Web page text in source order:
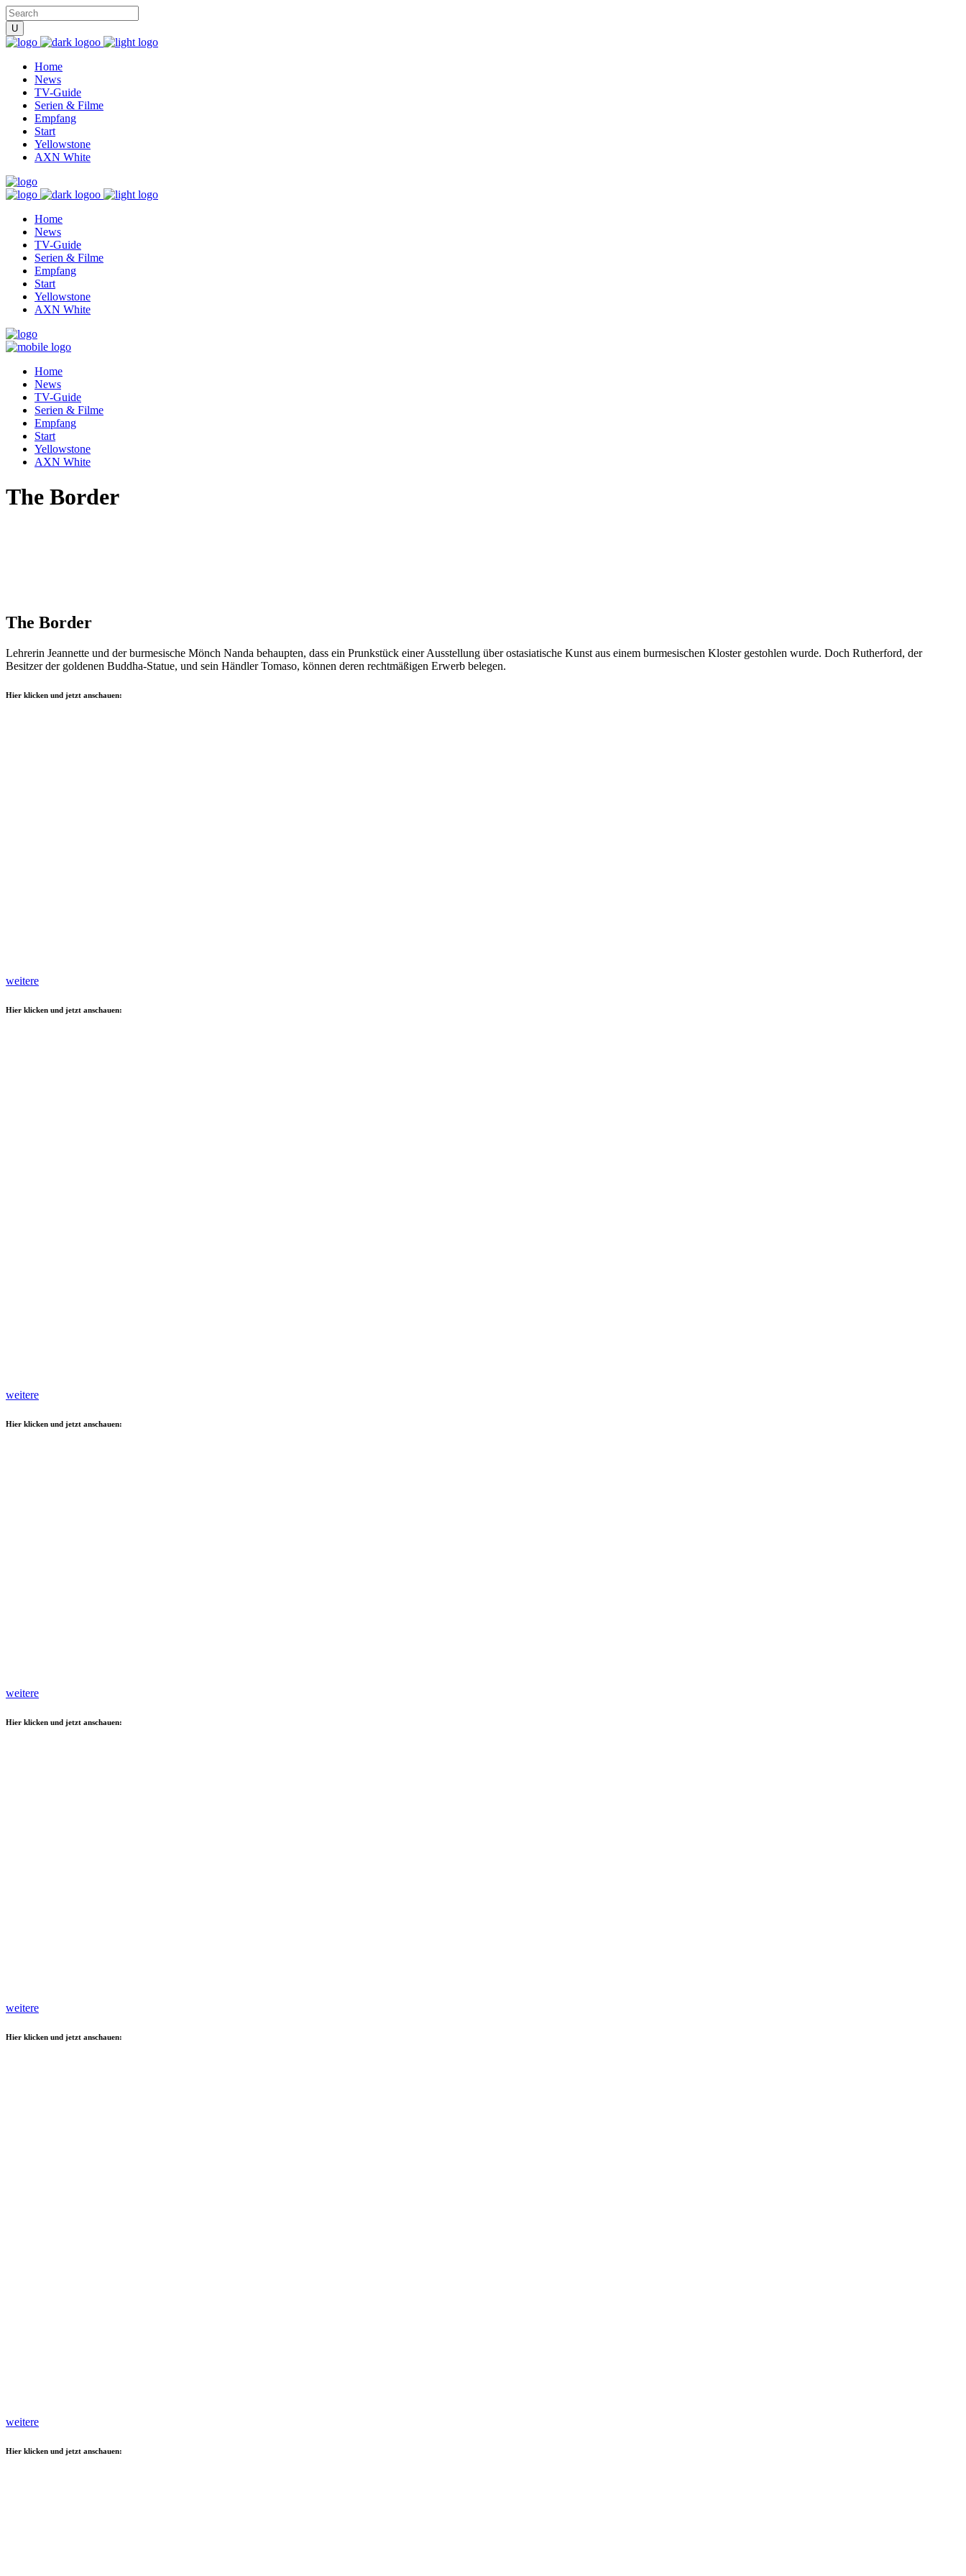
Home
News
TV-Guide
Serien & Filme
Empfang
Start
Yellowstone
AXN White
Home
News
TV-Guide
Serien & Filme
Empfang
Start
Yellowstone
AXN White
Home
News
TV-Guide
Serien & Filme
Empfang
Start
Yellowstone
AXN White
The Border
The Border
Lehrerin Jeannette und der burmesische Mönch Nanda behaupten, dass ein Prunkstück einer Ausstellung über ostasiatische Kunst aus einem burmesischen Kloster gestohlen wurde. Doch Rutherford, der
Besitzer der goldenen Buddha-Statue, und sein Händler Tomaso, können deren rechtmäßigen Erwerb belegen.
Hier klicken und jetzt anschauen:
weitere
Hier klicken und jetzt anschauen:
weitere
Hier klicken und jetzt anschauen:
weitere
Hier klicken und jetzt anschauen:
weitere
Hier klicken und jetzt anschauen:
weitere
Hier klicken und jetzt anschauen: